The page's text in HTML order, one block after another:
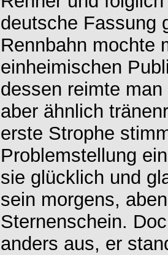
deutsche Fassung
Rennbahn mochte
einheimischen
dessen reimte
aber ähnlich
erste Strophe
Problemstellung
sie glücklich und
sein morgens,
Sternenschein.
anders aus, er